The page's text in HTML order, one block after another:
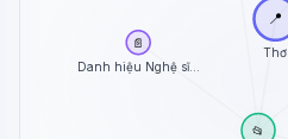
Thơ
📍
📂
Danh hiệu Nghệ sĩ...
📄